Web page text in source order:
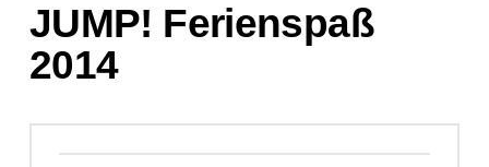
JUMP! Ferienspaß
2014